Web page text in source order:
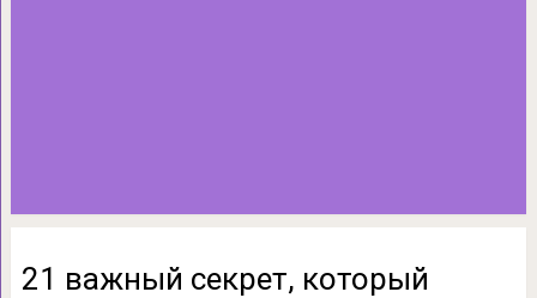
21 важный секрет, который